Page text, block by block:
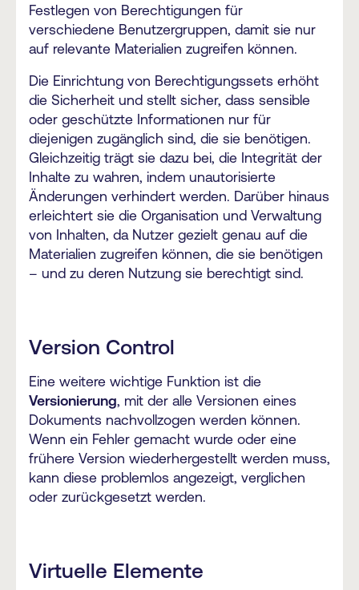
Festlegen von Berechtigungen für
verschiedene Benutzergruppen, damit sie nur
auf relevante Materialien zugreifen können.
Die Einrichtung von Berechtigungssets erhöht
die Sicherheit und stellt sicher, dass sensible
oder geschützte Informationen nur für
diejenigen zugänglich sind, die sie benötigen.
Gleichzeitig trägt sie dazu bei, die Integrität der
Inhalte zu wahren, indem unautorisierte
Änderungen verhindert werden. Darüber hinaus
erleichtert sie die Organisation und Verwaltung
von Inhalten, da Nutzer gezielt genau auf die
Materialien zugreifen können, die sie benötigen
– und zu deren Nutzung sie berechtigt sind.
Version Control
Eine weitere wichtige Funktion ist die
Versionierung, mit der alle Versionen eines
Dokuments nachvollzogen werden können.
Wenn ein Fehler gemacht wurde oder eine
frühere Version wiederhergestellt werden muss,
kann diese problemlos angezeigt, verglichen
oder zurückgesetzt werden.
Virtuelle Elemente